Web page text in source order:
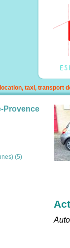
taxi, transport
Provence
(5)